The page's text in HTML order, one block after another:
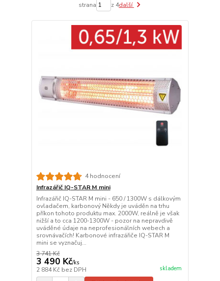
strana z 4další
4 hodnocení
Infrazářič IQ-STAR M mini
Infrazářič IQ-STAR M mini - 650 / 1300W s dálkovým
ovladačem, karbonový Někdy je uváděn na trhu
příkon tohoto produktu max. 2000W, reálně je však
nižší a to cca 1200-1300W - pozor na nepravdivě
uváděné údaje na neprofesionálních webech a
srovnávačích! Karbonové infrazářiče IQ-STAR M
mini se vyznačuj...
3 741 Kč
3 490 Kč/ks
2 884 Kč bez DPH skladem